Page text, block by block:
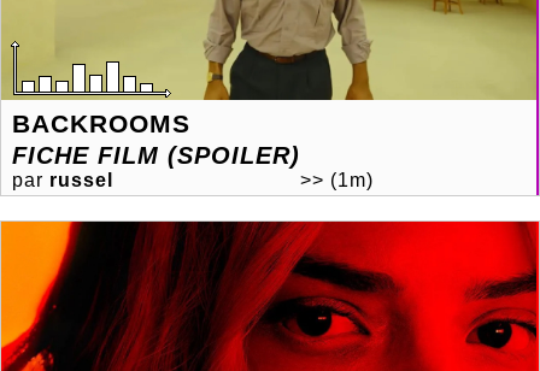
BACKROOMS
FICHE FILM (SPOILER)
par russel >> (1m)